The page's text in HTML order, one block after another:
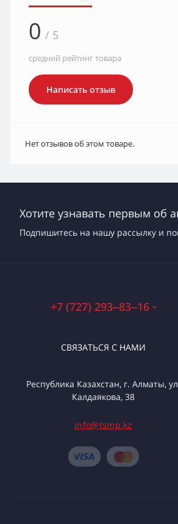
0 / 5
средний рейтинг товара
Написать отзыв
Нет отзывов об этом товаре.
Хотите узнавать первым об
Подпишитесь на нашу рассылку и
+7 (727) 293‒83‒16
СВЯЗАТЬСЯ С НАМИ
Республика Казахстан, г. Алматы,
Калдаякова, 38
info@tsmp.kz